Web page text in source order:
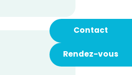
Contact
Rendez-vous